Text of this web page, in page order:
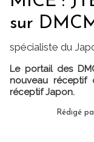
sur
spécialiste du
Le portail des
nouveau réceptif
réceptif Japon.
Rédigé